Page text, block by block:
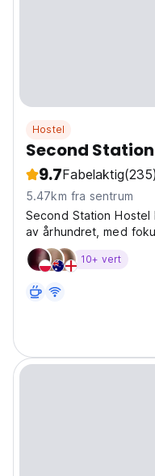
Hostel
Second
9.7Fabelaktig(235)
5.47km fra sentrum
Second Station
av århundret, med
implementert i nær
10+ vert